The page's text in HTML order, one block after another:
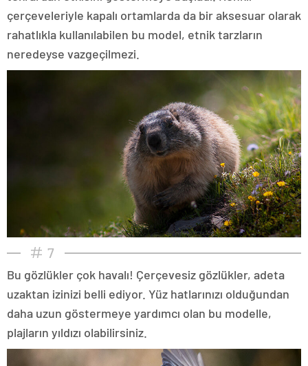
çerçeveleriyle kapalı ortamlarda da bir aksesuar olarak
rahatlıkla kullanılabilen bu model, etnik tarzların
neredeyse vazgeçilmezi.
7
Bu gözlükler çok havalı! Çerçevesiz gözlükler, adeta
uzaktan izinizi belli ediyor. Yüz hatlarınızı olduğundan
daha uzun göstermeye yardımcı olan bu modelle,
plajların yıldızı olabilirsiniz.